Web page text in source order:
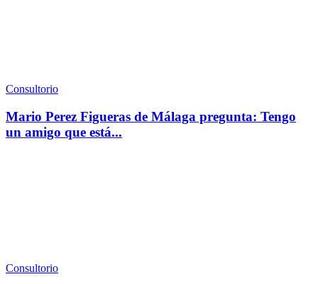
Consultorio
Mario Perez Figueras de Málaga pregunta: Tengo
un amigo que está...
Consultorio